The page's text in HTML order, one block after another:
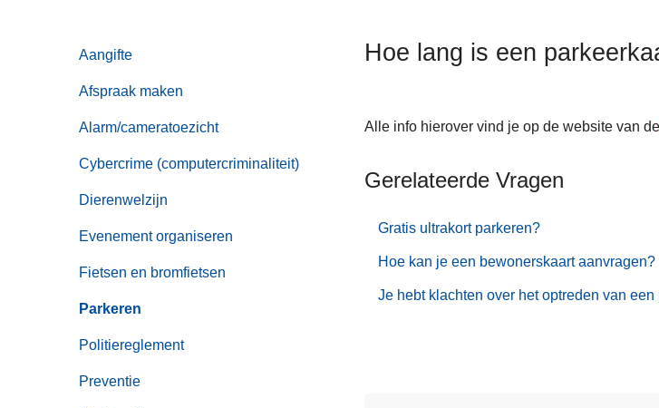
Aangifte
Afspraak maken
Alarm/cameratoezicht
Cybercrime (computercriminaliteit)
Dierenwelzijn
Evenement organiseren
Fietsen en bromfietsen
Parkeren
Politiereglement
Preventie
Hoe lang is een
Alle info hierover vind je op de website van de
Gerelateerde Vragen
Gratis ultrakort parkeren?
Hoe kan je een bewonerskaart aanvragen?
Je hebt klachten over het optreden van